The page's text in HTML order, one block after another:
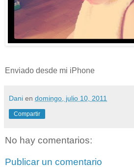
Enviado desde mi iPhone
Dani en domingo, julio 10, 2011
Compartir
No hay comentarios:
Publicar un comentario